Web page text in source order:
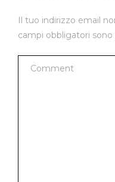
Il tuo indirizzo email
campi obbligatori